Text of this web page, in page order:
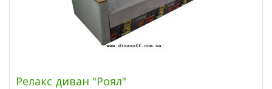
Релакс диван "Роял"